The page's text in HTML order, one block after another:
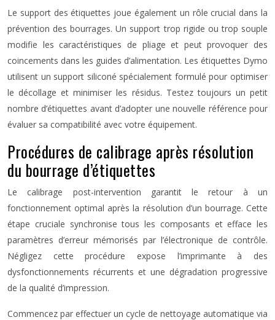
Le support des étiquettes joue également un rôle crucial dans la
prévention des bourrages. Un support trop rigide ou trop souple
modifie les caractéristiques de pliage et peut provoquer des
coincements dans les guides d’alimentation. Les étiquettes Dymo
utilisent un support siliconé spécialement formulé pour optimiser
le décollage et minimiser les résidus. Testez toujours un petit
nombre d’étiquettes avant d’adopter une nouvelle référence pour
évaluer sa compatibilité avec votre équipement.
Procédures de calibrage après résolution
du bourrage d’étiquettes
Le calibrage post-intervention garantit le retour à un
fonctionnement optimal après la résolution d’un bourrage. Cette
étape cruciale synchronise tous les composants et efface les
paramètres d’erreur mémorisés par l’électronique de contrôle.
Négligez cette procédure expose l’imprimante à des
dysfonctionnements récurrents et une dégradation progressive
de la qualité d’impression.
Commencez par effectuer un cycle de nettoyage automatique via